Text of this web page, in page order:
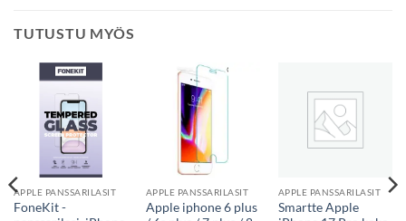
TUTUSTU MYÖS
APPLE PANSSARILASIT
FoneKit -
APPLE PANSSARILASIT
Apple iphone 6 plus
APPLE PANSSARILASIT
Smartte Apple